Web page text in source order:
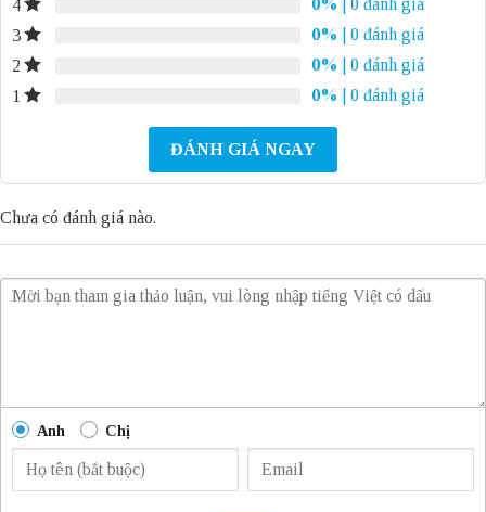
4
3
0%
| 0 đánh giá
2
0%
| 0 đánh giá
1
0% | 0 đánh giá
ĐÁNH GIÁ NGAY
Chưa có đánh giá nào.
Anh Chị